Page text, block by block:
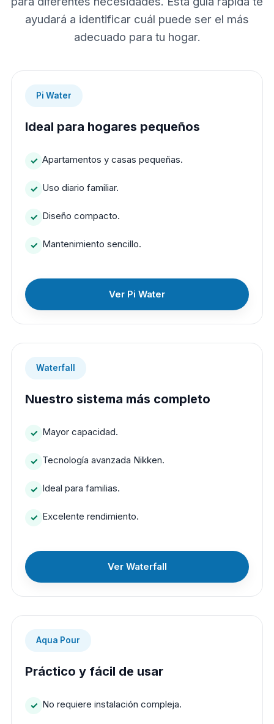
ayudará a identificar cuál puede ser el más
adecuado para tu hogar.
Pi Water
Ideal para hogares pequeños
Apartamentos y casas pequeñas.
Uso diario familiar.
Diseño compacto.
Mantenimiento sencillo.
Ver Pi Water
Waterfall
Nuestro sistema más completo
Mayor capacidad.
Tecnología avanzada Nikken.
Ideal para familias.
Excelente rendimiento.
Ver Waterfall
Aqua Pour
Práctico y fácil de usar
No requiere instalación compleja.